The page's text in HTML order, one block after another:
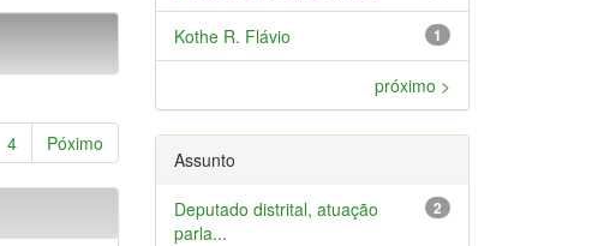
4 Póximo
1
Kothe R. Flávio
próximo >
Assunto
2
Deputado distrital, atuação
parla...